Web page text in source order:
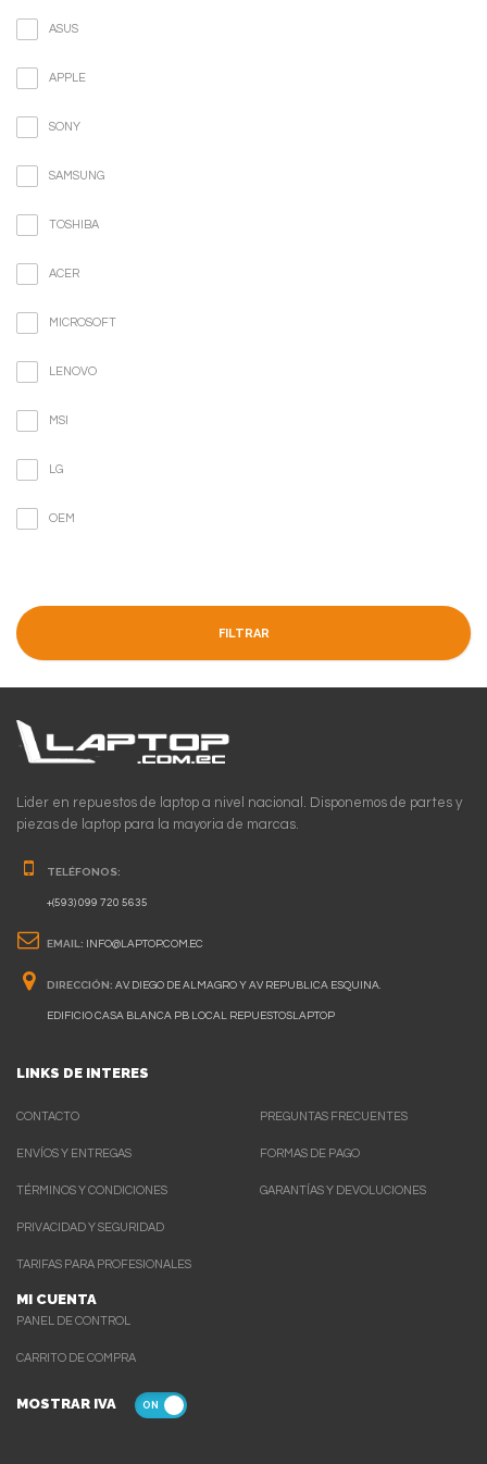
ASUS
APPLE
SONY
SAMSUNG
TOSHIBA
ACER
MICROSOFT
LENOVO
MSI
LG
OEM
FILTRAR
Lider en repuestos de laptop a nivel nacional. Disponemos de partes y
piezas de laptop para la mayoria de marcas.
TELÉFONOS:
+(593) 099 720 5635
EMAIL: INFO@LAPTOP.COM.EC
DIRECCIÓN: AV. DIEGO DE ALMAGRO Y AV REPUBLICA ESQUINA.
EDIFICIO CASA BLANCA PB LOCAL REPUESTOSLAPTOP
LINKS DE INTERES
CONTACTO
ENVÍOS Y ENTREGAS
TÉRMINOS Y CONDICIONES
PRIVACIDAD Y SEGURIDAD
TARIFAS PARA PROFESIONALES
MI CUENTA
PANEL DE CONTROL
CARRITO DE COMPRA
PREGUNTAS FRECUENTES
FORMAS DE PAGO
GARANTÍAS Y DEVOLUCIONES
MOSTRAR IVA